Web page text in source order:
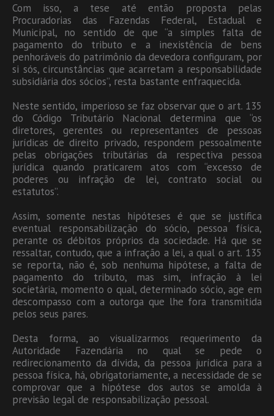
Com isso, a tese até então proposta pelas
Procuradorias das Fazendas Federal, Estadual e
Municipal, no sentido de que “a simples falta de
pagamento do tributo e a inexistência de bens
penhoráveis do patrimônio da devedora configuram, por
si sós, circunstâncias que acarretam a responsabilidade
subsidiária dos sócios”, resta bastante enfraquecida.
Neste sentido, imperioso se faz observar que o art. 135
do Código Tributário Nacional determina que “os
diretores, gerentes ou representantes de pessoas
jurídicas de direito privado, respondem pessoalmente
pelas obrigações tributárias da respectiva pessoa
jurídica quando praticarem atos com “excesso de
poderes ou infração de lei, contrato social ou
estatutos”.
Assim, somente nestas hipóteses é que se justifica
eventual responsabilização do sócio, pessoa física,
perante os débitos próprios da sociedade. Há que se
ressaltar, contudo, que a infração a lei, a qual o art. 135
se reporta, não é, sob nenhuma hipótese, a falta de
pagamento do tributo, mas sim, infração à lei
societária, momento o qual, determinado sócio, age em
descompasso com a outorga que lhe fora transmitida
pelos seus pares.
Desta forma, ao visualizarmos requerimento da
Autoridade Fazendária no qual se pede o
redirecionamento da dívida, da pessoa jurídica para a
pessoa física, há, obrigatoriamente, a necessidade de se
comprovar que a hipótese dos autos se amolda à
previsão legal de responsabilização pessoal.